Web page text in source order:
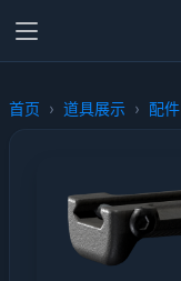
首页 道具展示 配件